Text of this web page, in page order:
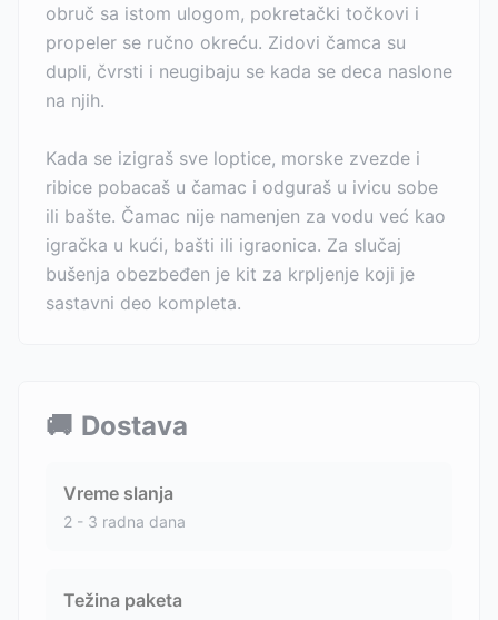
obruč sa istom ulogom, pokretački točkovi i
propeler se ručno okreću. Zidovi čamca su
dupli, čvrsti i neugibaju se kada se deca naslone
na njih.
Kada se izigraš sve loptice, morske zvezde i
ribice pobacaš u čamac i odguraš u ivicu sobe
ili bašte. Čamac nije namenjen za vodu već kao
igračka u kući, bašti ili igraonica. Za slučaj
bušenja obezbeđen je kit za krpljenje koji je
sastavni deo kompleta.
🚚 Dostava
Vreme slanja
2 - 3 radna dana
Težina paketa